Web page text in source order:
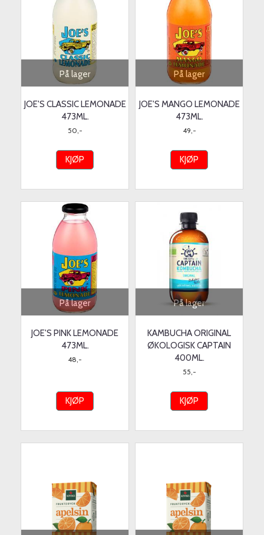
På lager
JOE'S CLASSIC LEMONADE
473ML.
50,-
KJØP
På lager
JOE'S MANGO LEMONADE
473ML.
49,-
KJØP
På lager
JOE'S PINK LEMONADE
473ML.
48,-
KJØP
På lager
KAMBUCHA ORIGINAL
ØKOLOGISK CAPTAIN
400ML.
55,-
KJØP